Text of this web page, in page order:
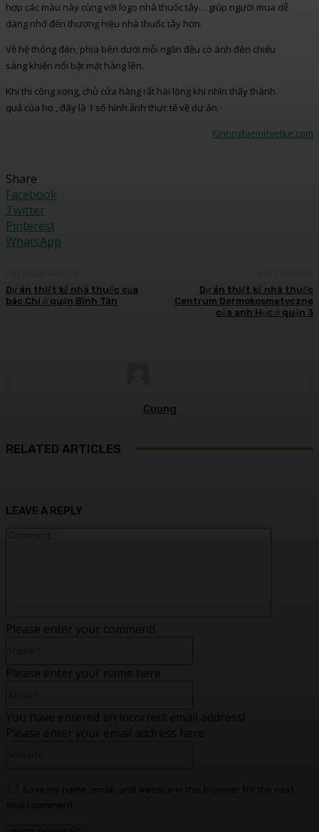
hợp các màu này cùng với logo nhà thuốc tây… giúp người mua dễ
dàng nhớ đến thương hiệu nhà thuốc tây hơn.
Về hệ thống đèn, phía bên dưới mỗi ngăn đều có ánh đèn chiếu
sáng khiến nổi bật mặt hàng lên.
Khi thi công xong, chủ cửa hàng rất hài lòng khi nhìn thấy thành
quả của họ , đây là 1 số hình ảnh thực tế về dự án.
Kinhnghiemthietke.com
Share
Facebook
Twitter
Pinterest
WhatsApp
Dự án thiết kế nhà thuốc của
bác Chi ở quận Bình Tân
Dự án thiết kế nhà thuốc
Centrum Dermokosmetyczne
của anh Học ở quận 3
Cuong
RELATED ARTICLES
LEAVE A REPLY
Please enter your comment!
Please enter your name here
You have entered an incorrect email address!
Please enter your email address here